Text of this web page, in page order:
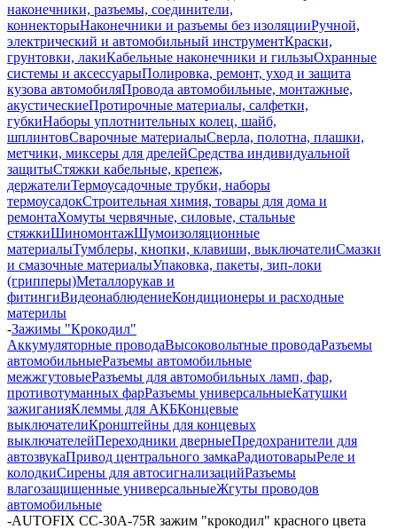
наконечники, разъемы, соединители,
коннекторыНаконечники и разъемы без изоляцииРучной,
электрический и автомобильный инструментКраски,
грунтовки, лакиКабельные наконечники и гильзыОхранные
системы и аксессуарыПолировка, ремонт, уход и защита
кузова автомобиляПровода автомобильные, монтажные,
акустическиеПротирочные материалы, салфетки,
губкиНаборы уплотнительных колец, шайб,
шплинтовСварочные материалыСверла, полотна, плашки,
метчики, миксеры для дрелейСредства индивидуальной
защитыСтяжки кабельные, крепеж,
держателиТермоусадочные трубки, наборы
термоусадокСтроительная химия, товары для дома и
ремонтаХомуты червячные, силовые, стальные
стяжкиШиномонтажШумоизоляционные
материалыТумблеры, кнопки, клавиши, выключателиСмазки
и смазочные материалыУпаковка, пакеты, зип-локи
(грипперы)Металлорукав и
фитингиВидеонаблюдениеКондиционеры и расходные
материлы
-Зажимы "Крокодил"
Аккумуляторные проводаВысоковольтные проводаРазъемы
автомобильныеРазъемы автомобильные
межжгутовыеРазъемы для автомобильных ламп, фар,
противотуманных фарРазъемы универсальныеКатушки
зажиганияКлеммы для АКБКонцевые
выключателиКронштейны для концевых
выключателейПереходники дверныеПредохранители для
автозвукаПривод центрального замкаРадиотоварыРеле и
колодкиСирены для автосигнализацийРазъемы
влагозащищенные универсальныеЖгуты проводов
автомобильные
-AUTOFIX CC-30A-75R зажим "крокодил" красного цвета